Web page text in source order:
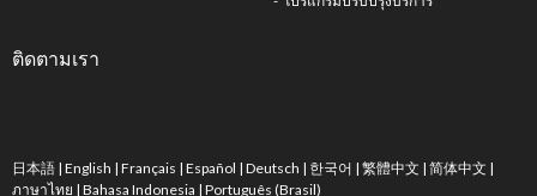
ติดตามเรา
日本語 | English | Français | Español | Deutsch | 한국어 | 繁體中文 | 简体中文 |
ภาษาไทย | Bahasa Indonesia | Português (Brasil)